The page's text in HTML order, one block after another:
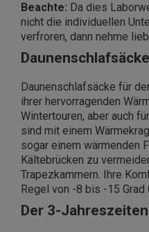
Beachte: Da dies
nicht die individuellen
verfroren, dann nehme
Daunenschlafsäcke für
ihrer hervorragenden
Wintertouren, aber auch
sind mit einem
sogar einem wärmenden
Kältebrücken zu
Trapezkammern. Ihre
Regel von -8 bis -15 Grad
Der 3-